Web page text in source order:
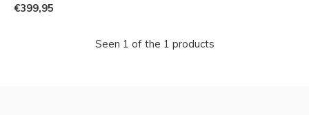
€399,95
Seen 1 of the 1 products